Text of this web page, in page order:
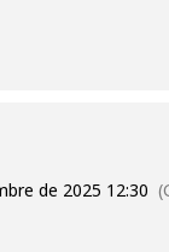
junto a la
Cecilia
de 2025 12:30